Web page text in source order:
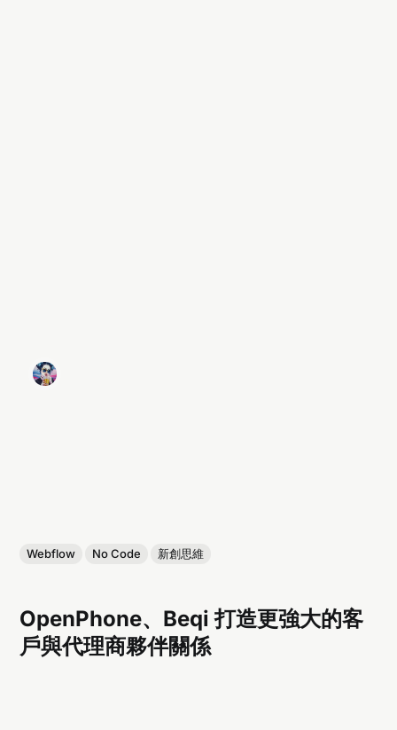
Webflow No Code 新創思維
OpenPhone、Beqi 打造更強大的客
戶與代理商夥伴關係